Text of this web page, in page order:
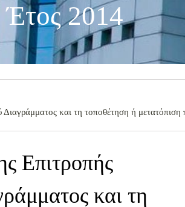
Έτος 2014
και τη τοποθέτηση ή μετατόπιση
Επιτροπής
και τη